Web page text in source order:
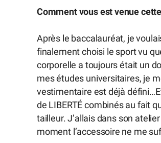
Comment vous est venue
Après le baccalauréat, je
finalement choisi le sport vu
corporelle a toujours était un
mes études universitaires, je
vestimentaire est déjà
de LIBERTÉ combinés au fait
tailleur. J’allais dans son
moment l’accessoire ne me